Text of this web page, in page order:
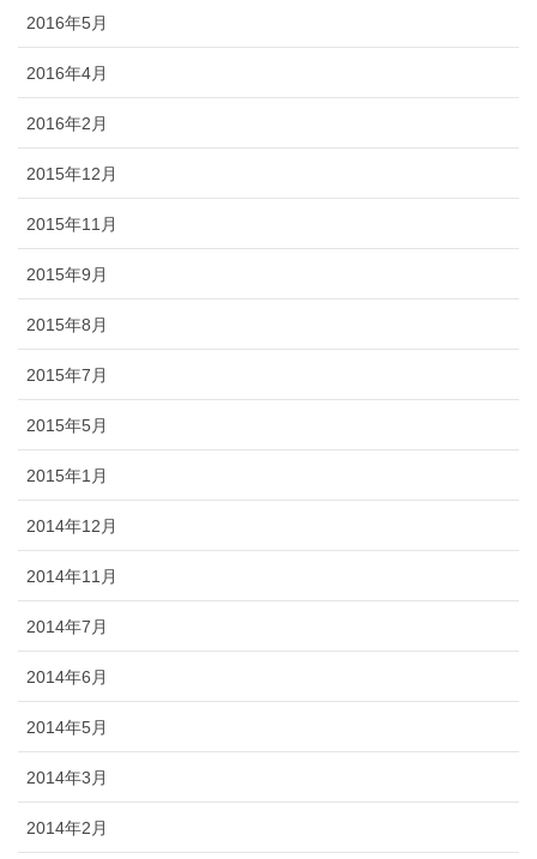
2016年5月
2016年4月
2016年2月
2015年12月
2015年11月
2015年9月
2015年8月
2015年7月
2015年5月
2015年1月
2014年12月
2014年11月
2014年7月
2014年6月
2014年5月
2014年3月
2014年2月